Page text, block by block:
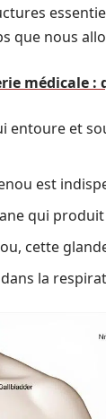
que nous
médicale :
entoure et
est
qui
cette
la